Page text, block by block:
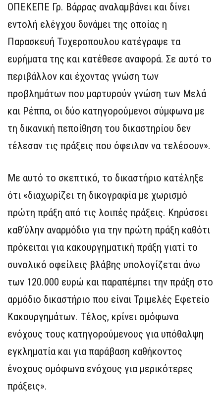
ΟΠΕΚΕΠΕ Γρ. Βάρρας αναλαμβάνει και δίνει
εντολή ελέγχου δυνάμει της οποίας η
Παρασκευή Τυχεροπουλου κατέγραψε τα
ευρήματα της και κατέθεσε αναφορά. Σε αυτό το
περιβάλλον και έχοντας γνώση των
προβλημάτων που μαρτυρούν γνώση των Μελά
και Ρέππα, οι δύο κατηγορούμενοι σύμφωνα με
τη δικανική πεποίθηση του δικαστηρίου δεν
τέλεσαν τις πράξεις που όφειλαν να τελέσουν».
Με αυτό το σκεπτικό, το δικαστήριο κατέληξε
ότι «διαχωρίζει τη δικογραφία με χωρισμό
πρώτη πράξη από τις λοιπές πράξεις. Κηρύσσει
καθ’ύλην αναρμόδιο για την πρώτη πράξη καθότι
πρόκειται για κακουργηματική πράξη γιατί το
συνολικό οφείλεις βλάβης υπολογίζεται άνω
των 120.000 ευρώ και παραπέμπει την πράξη στο
αρμόδιο δικαστήριο που είναι Τριμελές Εφετείο
Κακουργημάτων. Τέλος, κρίνει ομόφωνα
ενόχους τους κατηγορούμενους για υπόθαλψη
εγκληματία και για παράβαση καθήκοντος
ένοχους ομόφωνα ενόχους για μερικότερες
πράξεις».